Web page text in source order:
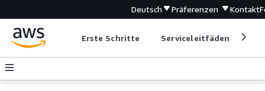
Deutsch Präferenzen Kontakt
Erste Schritte Serviceleitfäden